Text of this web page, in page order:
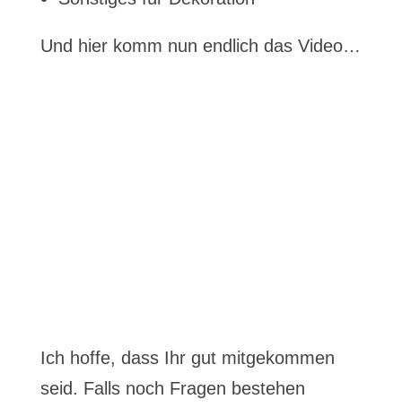
Und hier komm nun endlich das Video…
Ich hoffe, dass Ihr gut mitgekommen
seid. Falls noch Fragen bestehen